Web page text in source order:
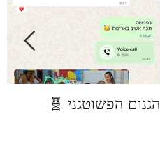
הגנום הפשוטגני 🧬